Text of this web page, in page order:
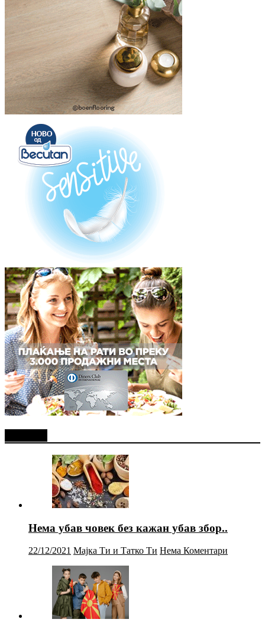
Нема убав човек без кажан убав збор..
22/12/2021 Мајка Ти и Татко Ти Нема Коментари